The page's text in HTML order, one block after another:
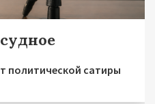
политической сатиры